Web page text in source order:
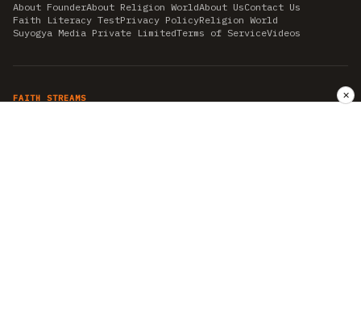
About FounderAbout Religion WorldAbout UsContact Us
Faith Literacy TestPrivacy PolicyReligion World
Suyogya Media Private LimitedTerms of ServiceVideos
FAITH STREAMS ✕